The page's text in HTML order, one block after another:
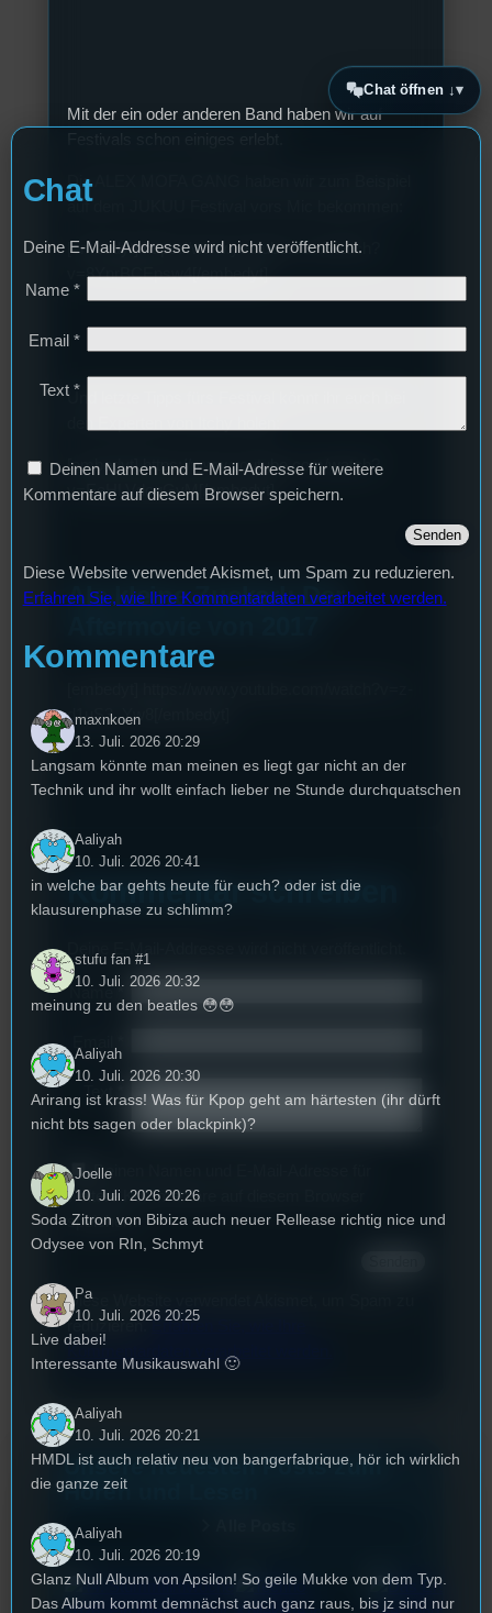
Mit der ein oder anderen Band haben wir auf
Die ALEX MOFA GANG haben wir zum Beispiel
auf dem JUKUU Festival vors Mic bekommen:
[embedyt] https://www.youtube.com/watch?
v=8YnrBCEpsw4[/embedyt]
Und letzte Tipps fürs Festival könnt ihr euch bei
[embedyt] https://www.youtube.com/watch?
v=EeHLVdoqGvM[/embedyt]
Als kleine Zuckerl: Der
d1uS3_Yw8[/embedyt]
Kommentar schreiben
Name*
Text
Deinen Namen und E-Mail-Adresse für
weitere Kommentare auf diesem Browser
speichern.
Diese Website verwendet Akismet, um Spam zu
reduzieren.Erfahren Sie, wie Ihre
Kommentardaten verarbeitet werden.
Unsere neuesten Posts zum
Hören und Lesen
Chat öffnen ↓
Chat
Deine E-Mail-Addresse wird nicht veröffentlicht.
Name *
Email *
Text *
Deinen Namen und E-Mail-Adresse für weitere
Kommentare auf diesem Browser speichern.
Diese Website verwendet Akismet, um Spam zu reduzieren.
Erfahren Sie, wie Ihre Kommentardaten verarbeitet werden.
Kommentare
maxnkoen
13. Juli. 2026 20:29
Langsam könnte man meinen es liegt gar nicht an der
Technik und ihr wollt einfach lieber ne Stunde durchquatschen
Aaliyah
10. Juli. 2026 20:41
in welche bar gehts heute für euch? oder ist die
klausurenphase zu schlimm?
stufu fan #1
10. Juli. 2026 20:32
meinung zu den beatles 😳😳
Aaliyah
10. Juli. 2026 20:30
Arirang ist krass! Was für Kpop geht am härtesten (ihr dürft
nicht bts sagen oder blackpink)?
Joelle
10. Juli. 2026 20:26
Soda Zitron von Bibiza auch neuer Rellease richtig nice und
Odysee von RIn, Schmyt
Pa
10. Juli. 2026 20:25
Live dabei!
Interessante Musikauswahl 🙂
Aaliyah
10. Juli. 2026 20:21
HMDL ist auch relativ neu von bangerfabrique, hör ich wirklich
die ganze zeit
Aaliyah
10. Juli. 2026 20:19
Glanz Null Album von Apsilon! So geile Mukke von dem Typ.
Das Album kommt demnächst auch ganz raus, bis jz sind nur